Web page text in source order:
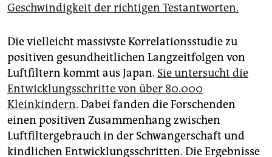
Geschwindigkeit der richtigen Testantworten.
Die vielleicht massivste Korrelationsstudie zu
positiven gesundheitlichen Langzeitfolgen von
Luftfiltern kommt aus Japan. Sie untersucht die
Entwicklungsschritte von über 80.000
Kleinkindern. Dabei fanden die Forschenden
einen positiven Zusammenhang zwischen
Luftfiltergebrauch in der Schwangerschaft und
kindlichen Entwicklungsschritten. Die Ergebnisse